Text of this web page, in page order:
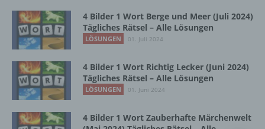
4 Bilder 1 Wort Berge und Meer (Juli 2024)
Tägliches Rätsel – Alle Lösungen
LÖSUNGEN 01. Juli 2024
4 Bilder 1 Wort Richtig Lecker (Juni 2024)
Tägliches Rätsel – Alle Lösungen
LÖSUNGEN 01. Juni 2024
4 Bilder 1 Wort Zauberhafte Märchenwelt
d) Einschränkung der Verarbeitung
Einschränkung der Verarbeitung ist die
Markierung gespeicherter
personenbezogener Daten mit dem Ziel, ihre
künftige Verarbeitung einzuschränken.
e) Profiling